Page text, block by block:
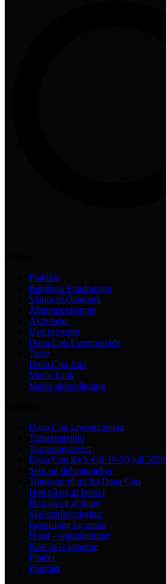
Praktisk
Bambusa Fundraising
Visum til Danmark
Åbningsceremoni
Aktiviteter
Uge program
Dana Cup Eventområde
Turist
Dana Cup App
Medie bank
Medie akkreditering
Dana Cup Livestreaming
Turneringsinfo
Turneringsregler
Dana Cup Kick Off 19-20 juli 2026
Start og deltagergebyr
Transport til og fra Dana Cup
Hop på og af busser
Hop på og af toget
Skoleindkvartering
Bespisning og menu
Hotel - opgraderinger
Kort over banerne
Finaler
Præmier